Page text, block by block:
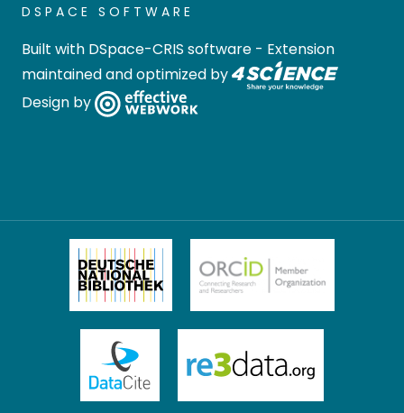
DSPACE SOFTWARE
Built with DSpace-CRIS software - Extension
maintained and optimized by
Design by